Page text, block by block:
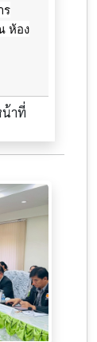
ร
ห้อง
น้าที่